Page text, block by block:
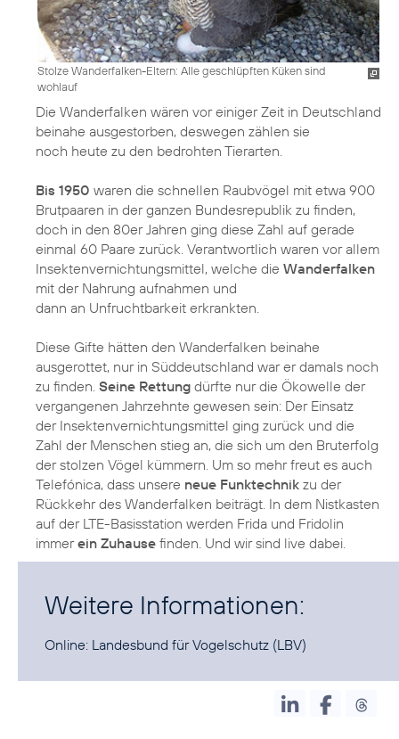
Stolze Wanderfalken-Eltern: Alle geschlüpften Küken sind
wohlauf
Die Wanderfalken wären vor einiger Zeit in Deutschland
beinahe ausgestorben, deswegen zählen sie
noch heute zu den bedrohten Tierarten.
Bis 1950 waren die schnellen Raubvögel mit etwa 900
Brutpaaren in der ganzen Bundesrepublik zu finden,
doch in den 80er Jahren ging diese Zahl auf gerade
einmal 60 Paare zurück. Verantwortlich waren vor allem
Insektenvernichtungsmittel, welche die Wanderfalken
mit der Nahrung aufnahmen und
dann an Unfruchtbarkeit erkrankten.
Diese Gifte hätten den Wanderfalken beinahe
ausgerottet, nur in Süddeutschland war er damals noch
zu finden. Seine Rettung dürfte nur die Ökowelle der
vergangenen Jahrzehnte gewesen sein: Der Einsatz
der Insektenvernichtungsmittel ging zurück und die
Zahl der Menschen stieg an, die sich um den Bruterfolg
der stolzen Vögel kümmern. Um so mehr freut es auch
Telefónica, dass unsere neue Funktechnik zu der
Rückkehr des Wanderfalken beiträgt. In dem Nistkasten
auf der LTE-Basisstation werden Frida und Fridolin
immerein Zuhause finden. Und wir sind live dabei.
Weitere Informationen:
Online: Landesbund für Vogelschutz (LBV)